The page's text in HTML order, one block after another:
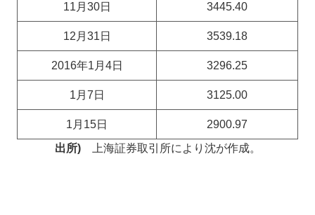
11月30日 3445.40
12月31日 3539.18
2016年1月4日 3296.25
1月7日 3125.00
1月15日
2900.97
出所)上海証券取引所により沈が作成。